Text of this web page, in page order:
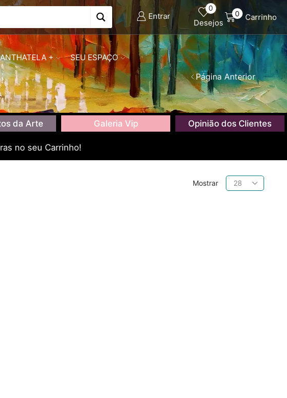
Entrar
0
Desejos
0 Carrinho
+ SEU ESPAÇO
Página Anterior
da Arte Galeria Vip Opinião dos Clientes
no seu Carrinho!
Mostrar
Produtos
por